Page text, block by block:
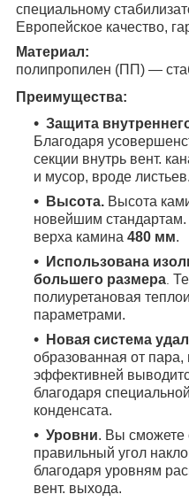
специальному
Европейское качество,
Материал:
полипропилен (ПП) —
Преимущества:
Защита
Благодаря
секции внутрь вент.
и мусор, вроде листьев.
Высота. Высота
новейшим стандартам.
верха камина 480 мм.
Использована
большего размера.
полиуретановая тепло
параметрами.
Новая система
образованная от
эффективней
благодаря
конденсата.
Уровни. Вы сможете
правильный угол
благодаря уровням
вент. выхода.